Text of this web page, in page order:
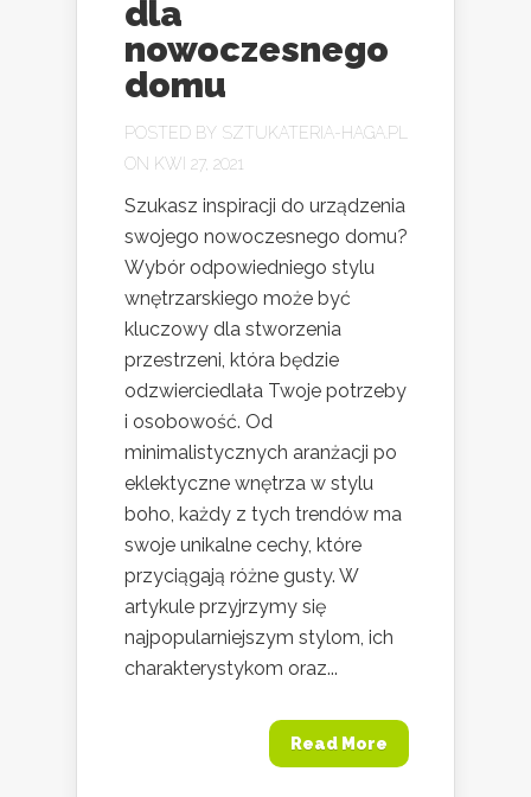
dla
nowoczesnego
domu
POSTED BY SZTUKATERIA-HAGA.PL
ON KWI 27, 2021
Szukasz inspiracji do urządzenia
swojego nowoczesnego domu?
Wybór odpowiedniego stylu
wnętrzarskiego może być
kluczowy dla stworzenia
przestrzeni, która będzie
odzwierciedlała Twoje potrzeby
i osobowość. Od
minimalistycznych aranżacji po
eklektyczne wnętrza w stylu
boho, każdy z tych trendów ma
swoje unikalne cechy, które
przyciągają różne gusty. W
artykule przyjrzymy się
najpopularniejszym stylom, ich
charakterystykom oraz...
Read More